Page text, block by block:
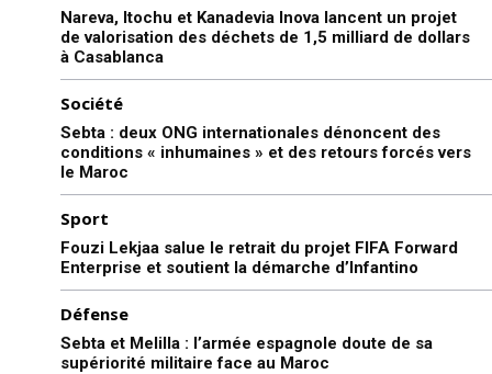
Nareva, Itochu et Kanadevia Inova lancent un projet
de valorisation des déchets de 1,5 milliard de dollars
à Casablanca
Société
Sebta : deux ONG internationales dénoncent des
conditions « inhumaines » et des retours forcés vers
le Maroc
Sport
Fouzi Lekjaa salue le retrait du projet FIFA Forward
Enterprise et soutient la démarche d’Infantino
Défense
Sebta et Melilla : l’armée espagnole doute de sa
supériorité militaire face au Maroc